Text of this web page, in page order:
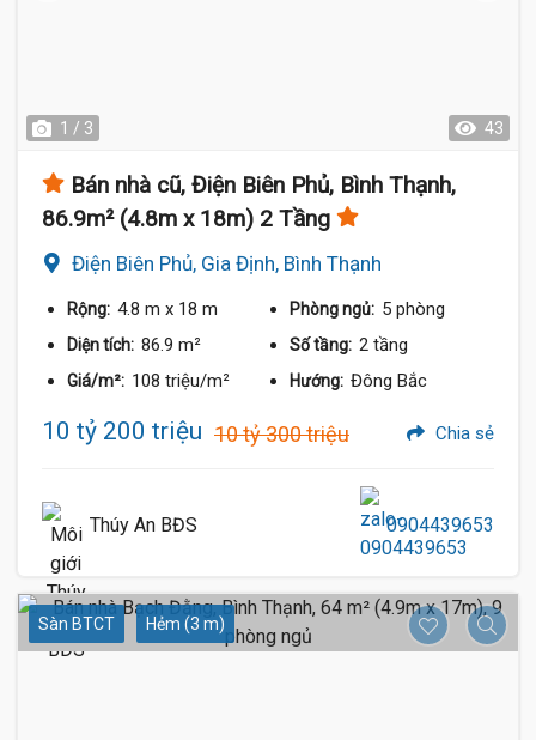
1 / 3 43
Bán nhà cũ, Điện Biên Phủ, Bình Thạnh,
86.9m² (4.8m x 18m) 2 Tầng
Điện Biên Phủ, Gia Định, Bình Thạnh
Rộng: 4.8 m x 18 m Phòng ngủ: 5 phòng
Diện tích: 86.9 m² Số tầng: 2 tầng
Giá/m²: 108 triệu/m² Hướng: Đông Bắc
10 tỷ 200 triệu 10 tỷ 300 triệu Chia sẻ
Thúy An BĐS 0904439653
Sàn BTCT Hẻm (3 m)